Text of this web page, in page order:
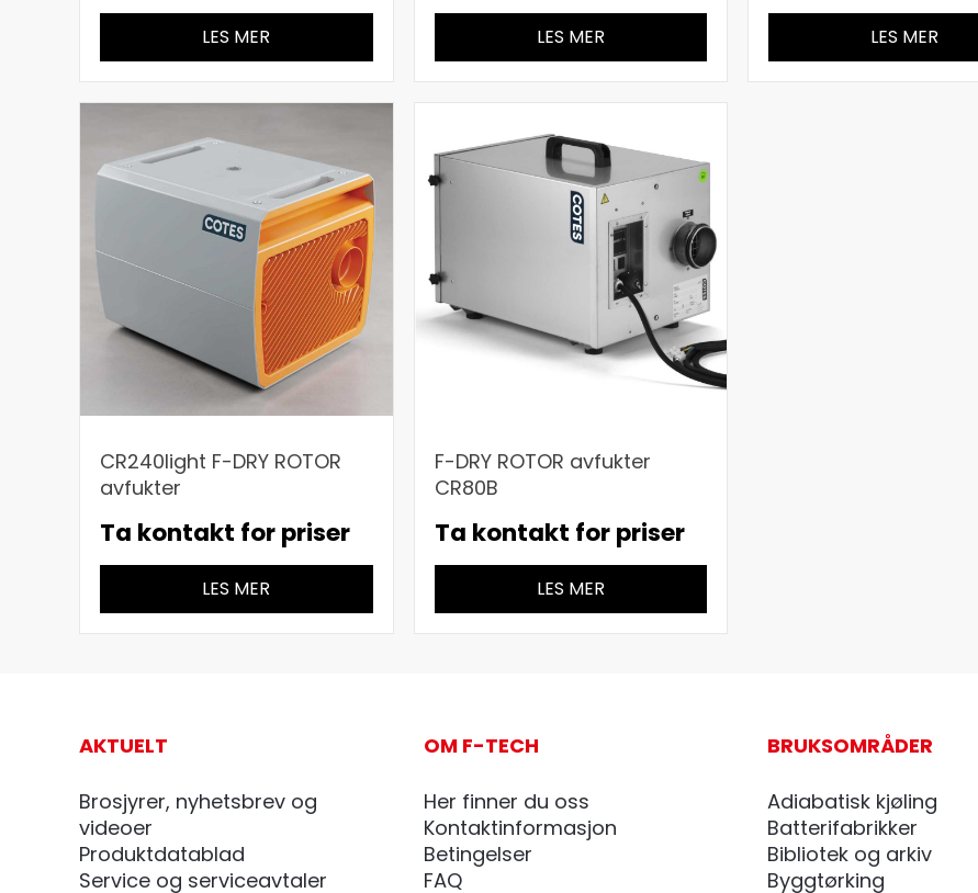
LES MER LES MER LES MER
CR240light F-DRY ROTOR
avfukter
Ta kontakt for priser
LES MER
F-DRY ROTOR avfukter
CR80B
Ta kontakt for priser
LES MER
AKTUELT
Brosjyrer, nyhetsbrev og
videoer
Produktdatablad
Service og serviceavtaler
OM F-TECH
Her finner du oss
Kontaktinformasjon
Betingelser
FAQ
BRUKSOMRÅDER
Adiabatisk kjøling
Batterifabrikker
Bibliotek og arkiv
Byggtørking